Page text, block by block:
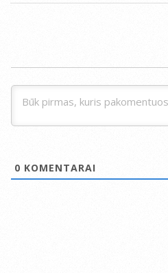
0 KOMENTARAI